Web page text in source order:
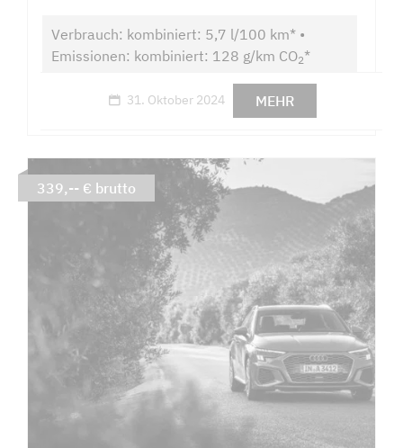
Verbrauch: kombiniert: 5,7 l/100 km* •
Emissionen: kombiniert: 128 g/km CO2*
31. Oktober 2024 MEHR
339,-- € brutto